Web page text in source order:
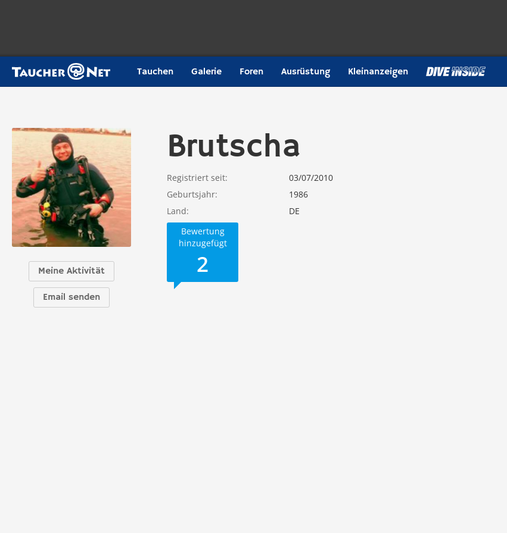
Tauchen Galerie Foren Ausrüstung Kleinanzeigen
Meine Aktivität
Email senden
Brutscha
Registriert seit
03/07/2010
Geburtsjahr
1986
Land
DE
Bewertung
hinzugefügt
2